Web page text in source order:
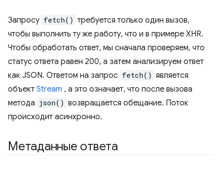
Запросу fetch() требуется только один вызов,
чтобы выполнить ту же работу, что и в примере XHR.
Чтобы обработать ответ, мы сначала проверяем, что
статус ответа равен 200, а затем анализируем ответ
как JSON. Ответом на запрос fetch() является
объект Stream , а это означает, что после вызова
метода json() возвращается обещание. Поток
происходит асинхронно.
Метаданные ответа